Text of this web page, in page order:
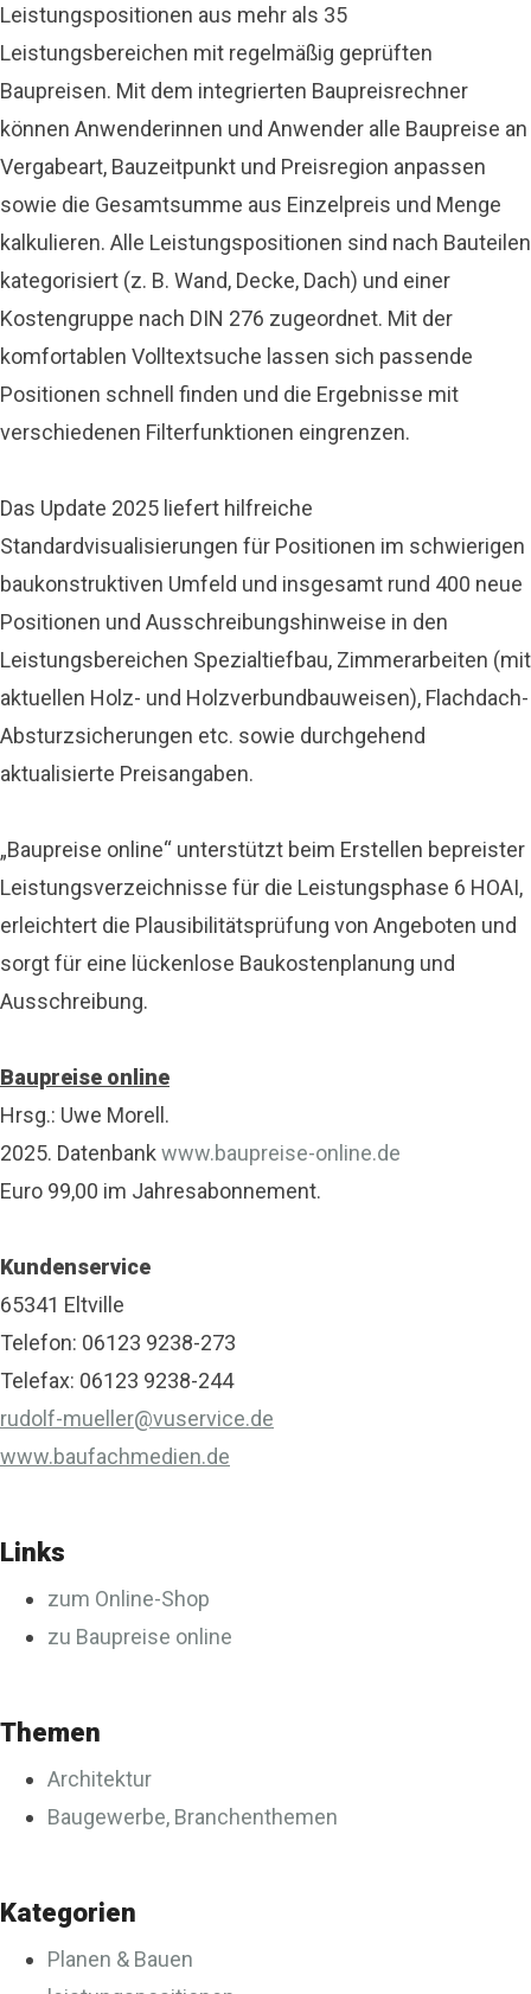
Leistungspositionen aus mehr als 35
Leistungsbereichen mit regelmäßig geprüften
Baupreisen. Mit dem integrierten Baupreisrechner
können Anwenderinnen und Anwender alle Baupreise an
Vergabeart, Bauzeitpunkt und Preisregion anpassen
sowie die Gesamtsumme aus Einzelpreis und Menge
kalkulieren. Alle Leistungspositionen sind nach Bauteilen
kategorisiert (z. B. Wand, Decke, Dach) und einer
Kostengruppe nach DIN 276 zugeordnet. Mit der
komfortablen Volltextsuche lassen sich passende
Positionen schnell finden und die Ergebnisse mit
verschiedenen Filterfunktionen eingrenzen.
Das Update 2025 liefert hilfreiche
Standardvisualisierungen für Positionen im schwierigen
baukonstruktiven Umfeld und insgesamt rund 400 neue
Positionen und Ausschreibungshinweise in den
Leistungsbereichen Spezialtiefbau, Zimmerarbeiten (mit
aktuellen Holz- und Holzverbundbauweisen), Flachdach-
Absturzsicherungen etc. sowie durchgehend
aktualisierte Preisangaben.
„Baupreise online“ unterstützt beim Erstellen bepreister
Leistungsverzeichnisse für die Leistungsphase 6 HOAI,
erleichtert die Plausibilitätsprüfung von Angeboten und
sorgt für eine lückenlose Baukostenplanung und
Ausschreibung.
Baupreise online
Hrsg.: Uwe Morell.
2025. Datenbank www.baupreise-online.de
Euro 99,00 im Jahresabonnement.
Kundenservice
65341 Eltville
Telefon: 06123 9238-273
Telefax: 06123 9238-244
rudolf-mueller@vuservice.de
www.baufachmedien.de
Links
zum Online-Shop
zu Baupreise online
Themen
Architektur
Baugewerbe, Branchenthemen
Kategorien
Planen & Bauen